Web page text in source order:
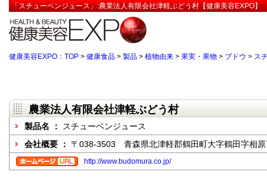
「スチューベンジュース」:農業法人有限会社津軽ぶどう村【健康美容EXPO】
健康美容EXPO：TOP > 健康食品 > 製品 > 植物由来 > 果実・果物 > ブドウ > ス
農業法人有限会社津軽ぶどう村
製品名 ：
スチューベンジュース
会社概要 ： 〒038-3503 青森県北津軽郡鶴田町大字鶴田字相
http://www.budomura.co.jp/